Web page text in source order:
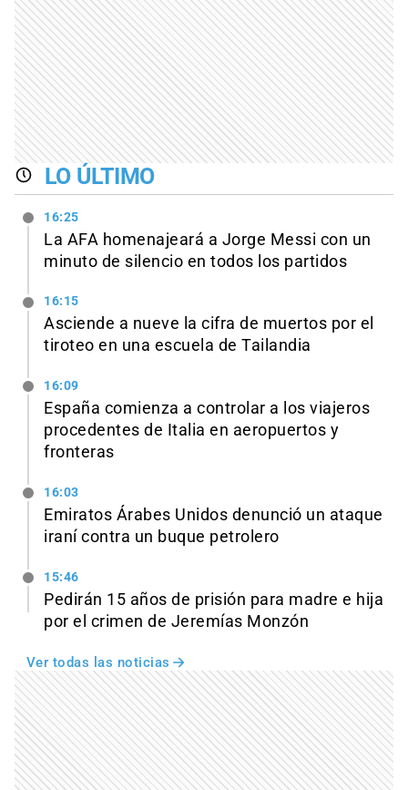
LO ÚLTIMO
16:25
La AFA homenajeará a Jorge Messi con un
minuto de silencio en todos los partidos
16:15
Asciende a nueve la cifra de muertos por el
tiroteo en una escuela de Tailandia
16:09
España comienza a controlar a los viajeros
procedentes de Italia en aeropuertos y
fronteras
16:03
Emiratos Árabes Unidos denunció un ataque
iraní contra un buque petrolero
15:46
Pedirán 15 años de prisión para madre e hija
por el crimen de Jeremías Monzón
Ver todas las noticias